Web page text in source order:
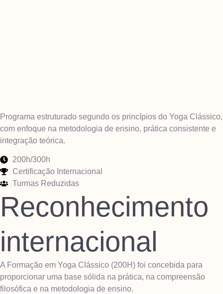
Programa estruturado segundo os princípios do Yoga Clássico,
com enfoque na metodologia de ensino, prática consistente e
integração teórica.
200h/300h
Certificação Internacional
Turmas Reduzidas
Reconhecimento
internacional
A Formação em Yoga Clássico (200H) foi concebida para
proporcionar uma base sólida na prática, na compreensão
filosófica e na metodologia de ensino.